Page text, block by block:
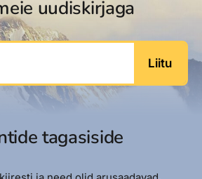
uudiskirjaga
Liitu
tagasiside